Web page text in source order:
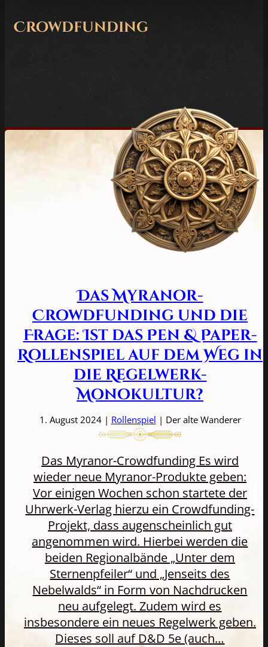
Crowdfunding
Das Myranor-
Crowdfunding und die
Frage: Ist das Pen & Paper-
Rollenspiel auf dem Weg in
die Regelwerk-
Monokultur?
1. August 2024 | Rollenspiel | Der alte Wanderer
Das Myranor-Crowdfunding Es wird
wieder neue Myranor-Produkte geben:
Vor einigen Wochen schon startete der
Uhrwerk-Verlag hierzu ein Crowdfunding-
Projekt, dass augenscheinlich gut
angenommen wird. Hierbei werden die
beiden Regionalbände „Unter dem
Sternenpfeiler“ und „Jenseits des
Nebelwalds“ in Form von Nachdrucken
neu aufgelegt. Zudem wird es
insbesondere ein neues Regelwerk geben.
Dieses soll auf D&D 5e (auch…